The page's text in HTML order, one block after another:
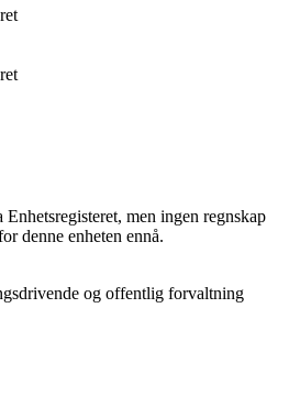
men ingen regnskap
denne enheten ennå.
og offentlig forvaltning